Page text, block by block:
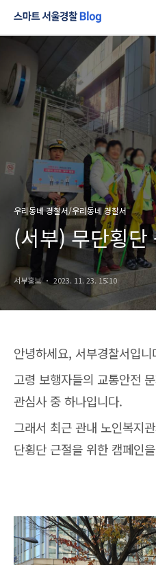
우리동네 경찰서/우리동네 경찰서
(서부) 무단횡
서부홍보 2023. 11. 23. 15:10
안녕하세요, 서부경찰서입니
고령 보행자들의 교통안전
관심사 중 하나입니다.
그래서 최근 관내 노인복지
단횡단 근절을 위한 캠페인